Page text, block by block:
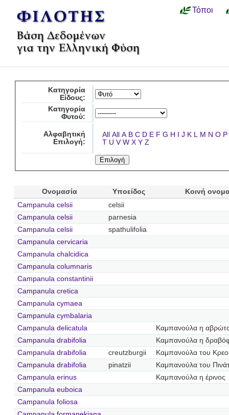
Τόποι
Κατηγορία
Είδους:
Κατηγορία
Φυτού:
Αλφαβητική
Επιλογή:
All All A B C D E F G H I J K L M N O P
T U V W X Y Z
Ονομασία Υποείδος
Κοινή
Campanula celsii
celsii
Campanula celsii
parnesia
Campanula celsii
spathulifolia
Campanula cervicaria
Campanula chalcidica
Campanula columnaris
Campanula constantinii
Campanula cretica
Campanula cymaea
Campanula cymbalaria
Campanula delicatula
Καμπανούλα η
Campanula drabifolia
Καμπανούλα η
Campanula drabifolia
creutzburgii
Καμπανούλα του
Campanula drabifolia
pinatzii
Καμπανούλα του
Campanula erinus
Καμπανούλα η έρινος
Campanula euboica
Campanula foliosa